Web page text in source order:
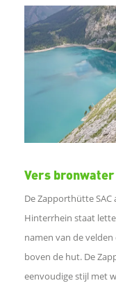
h
a
p
Vers
De Zapporthütte
Hinterrhein staat
namen van de
boven de hut. De
eenvoudige stijl met